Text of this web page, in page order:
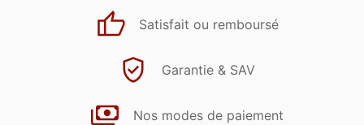
Satisfait ou remboursé
Garantie & SAV
Nos modes de paiement